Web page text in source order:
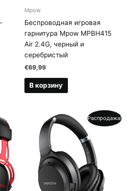
Mpow
Беспроводная игровая
гарнитура Mpow MPBH415
Air 2.4G, черный и
серебристый
€69,99
В корзину
Распродажа!